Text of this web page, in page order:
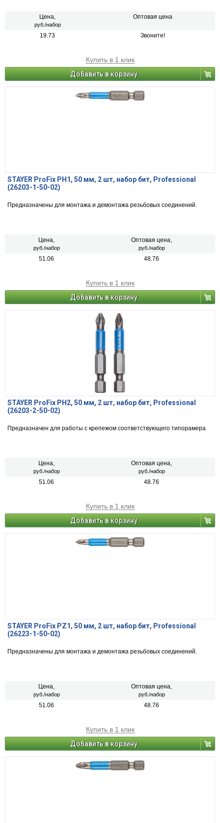
Цена,
руб./набор
Оптовая цена
19.73 Звоните!
Купить в 1 клик
Добавить в корзину
STAYER ProFix PH1, 50 мм, 2 шт, набор бит, Professional
(26203-1-50-02)
Предназначены для монтажа и демонтажа резьбовых соединений.
Цена,
руб./набор
Оптовая цена,
руб./набор
51.06 48.76
Купить в 1 клик
Добавить в корзину
STAYER ProFix PH2, 50 мм, 2 шт, набор бит, Professional
(26203-2-50-02)
Предназначен для работы с крепежом соответствующего типорамера
Цена,
руб./набор
Оптовая цена,
руб./набор
51.06 48.76
Купить в 1 клик
Добавить в корзину
STAYER ProFix PZ1, 50 мм, 2 шт, набор бит, Professional
(26223-1-50-02)
Предназначены для монтажа и демонтажа резьбовых соединений.
Цена,
руб./набор
Оптовая цена,
руб./набор
51.06 48.76
Купить в 1 клик
Добавить в корзину